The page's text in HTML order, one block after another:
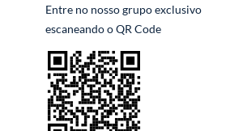
Entre no nosso grupo exclusivo
escaneando o QR Code